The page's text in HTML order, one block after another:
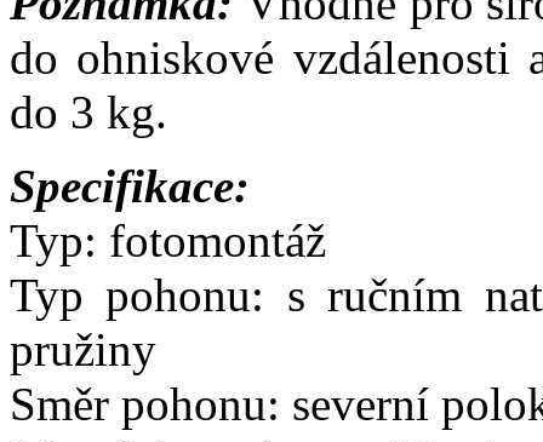
do ohniskové vzdálenosti
do 3 kg.
Specifikace:
Typ: fotomontáž
Typ pohonu: s ručním
pružiny
Směr pohonu: severní